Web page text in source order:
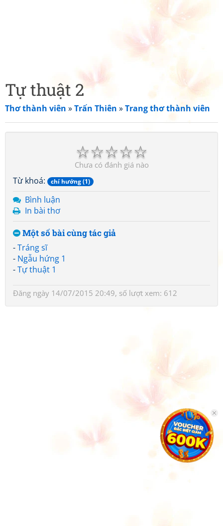
Tự thuật 2
Thơ thành viên »Trấn Thiên »Trang thơ thành viên
☆
☆
☆
☆
☆
Chưa có đánh giá nào
Từ khoá: chí hướng (1)
Bình luận
In bài thơ
Một số bài cùng tác giả
-Tráng sĩ
- Ngẫu hứng 1
-Tự thuật 1
Đăng ngày 14/07/2015 20:49, số lượt xem: 612